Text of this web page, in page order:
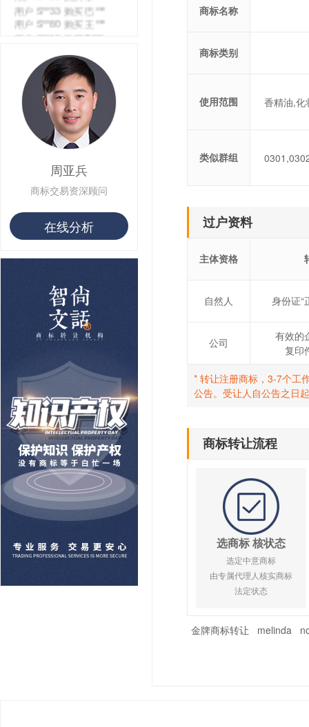
用户 S**80 购买 王***
用户 S**19 购买 T***
用户 S**22 购买 茶***
用户 S**68 购买 俏***
周亚兵
商标交易资深顾问
在线分析
商标名称
商标类别
使用范围 香精油,化
类似群组
过户资料
主体资格
自然人 身份证“
公司
有效的
复印
* 转让注册商标，3-7个工
公告。受让人自公告之日
商标转让流程
选商标 核状态
选定中意商标
由专属代理人核实商标
法定状态
金牌商标转让 melinda